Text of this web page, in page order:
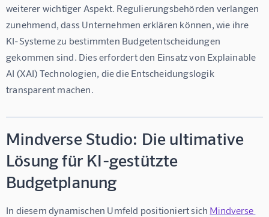
weiterer wichtiger Aspekt. Regulierungsbehörden verlangen
zunehmend, dass Unternehmen erklären können, wie ihre
KI-Systeme zu bestimmten Budgetentscheidungen
gekommen sind. Dies erfordert den Einsatz von Explainable
AI (XAI) Technologien, die die Entscheidungslogik
transparent machen.
Mindverse Studio: Die ultimative
Lösung für KI-gestützte
Budgetplanung
In diesem dynamischen Umfeld positioniert sich Mindverse